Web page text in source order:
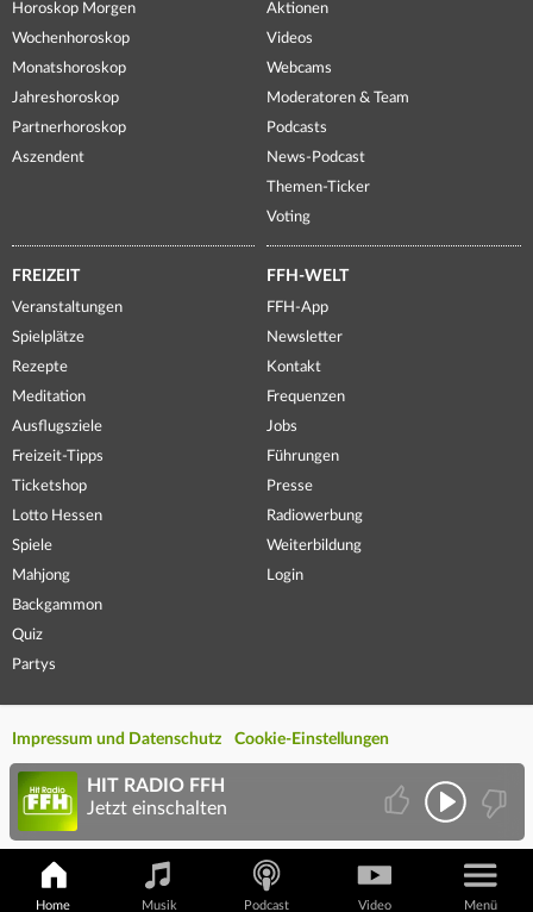
Horoskop Morgen
Wochenhoroskop
Monatshoroskop
Jahreshoroskop
Partnerhoroskop
Aszendent
Aktionen
Videos
Webcams
Moderatoren & Team
Podcasts
News-Podcast
Themen-Ticker
Voting
FREIZEIT
Veranstaltungen
Spielplätze
Rezepte
Meditation
Ausflugsziele
Freizeit-Tipps
Ticketshop
Lotto Hessen
Spiele
Mahjong
Backgammon
Quiz
Partys
FFH-WELT
FFH-App
Newsletter
Kontakt
Frequenzen
Jobs
Führungen
Presse
Radiowerbung
Weiterbildung
Login
Impressum und Datenschutz Cookie-Einstellungen
Home Musik Podcast Video Menü
HIT RADIO FFH
Jetzt einschalten